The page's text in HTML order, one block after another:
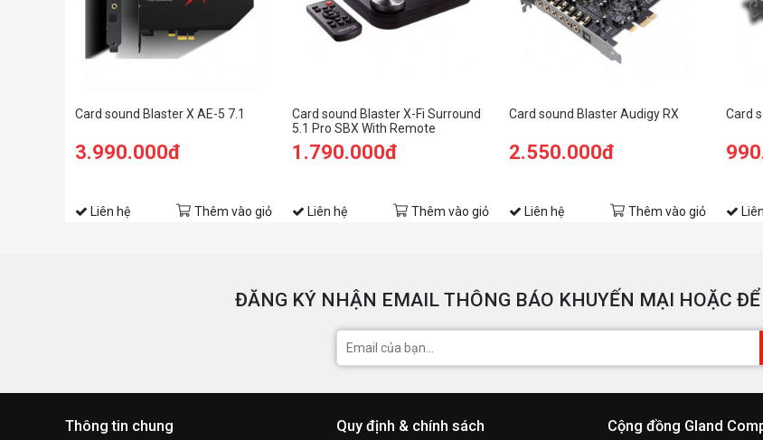
Card sound Blaster X AE-5 7.1
3.990.000đ
Liên hệ Thêm vào giỏ
Card sound Blaster X-Fi Surround
5.1 Pro SBX With Remote
1.790.000đ
Liên hệ Thêm vào giỏ
Card sound Blaster Audigy RX
2.550.000đ
Liên hệ Thêm vào giỏ
Card
ĐĂNG KÝ NHẬN EMAIL THÔNG BÁO KHUYẾN MẠI HOẶC
Thông tin chung Quy định & chính sách Cộng đồng Gland